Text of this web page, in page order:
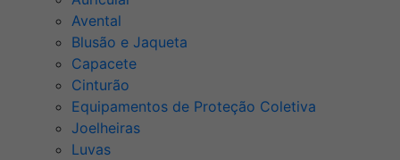
Avental
Blusão e Jaqueta
Capacete
Cinturão
Equipamentos de Proteção Coletiva
Joelheiras
Luvas